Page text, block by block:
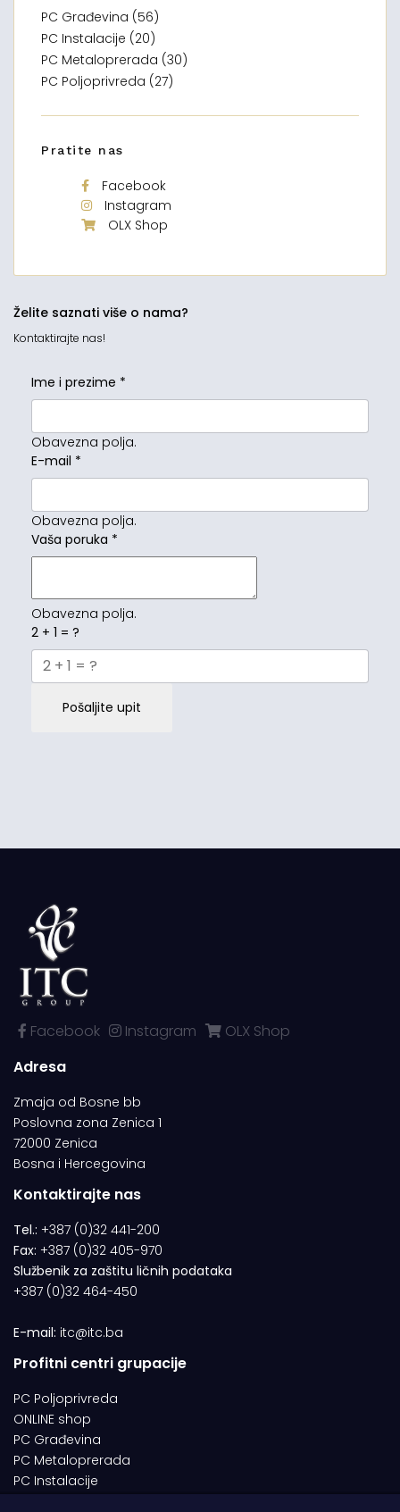
PC Građevina (56)
PC Instalacije (20)
PC Metaloprerada (30)
PC Poljoprivreda (27)
Pratite nas
Facebook
Instagram
OLX Shop
Želite saznati više o nama?
Kontaktirajte nas!
Ime i prezime *
Obavezna polja.
E-mail *
Obavezna polja.
Vaša poruka *
Obavezna polja.
2 + 1 = ?
Pošaljite upit
Facebook Instagram
OLX Shop
Adresa
Zmaja od Bosne bb
Poslovna zona Zenica 1
72000 Zenica
Bosna i Hercegovina
Kontaktirajte nas
Tel.: +387 (0)32 441-200
Fax: +387 (0)32 405-970
Službenik za zaštitu ličnih podataka
+387 (0)32 464-450
E-mail: itc@itc.ba
Profitni centri grupacije
PC Poljoprivreda
ONLINE shop
PC Građevina
PC Metaloprerada
PC Instalacije